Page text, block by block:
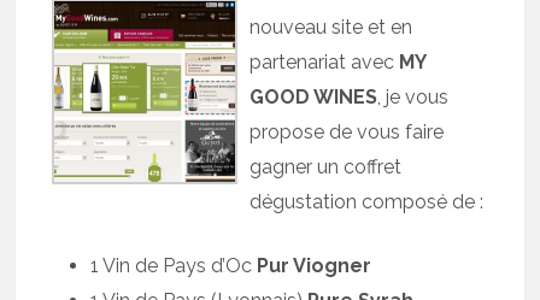
nouveau site et en
partenariat avec MY
GOOD WINES, je vous
propose de vous faire
gagner un coffret
dégustation composé de :
1 Vin de Pays d’Oc Pur Viogner